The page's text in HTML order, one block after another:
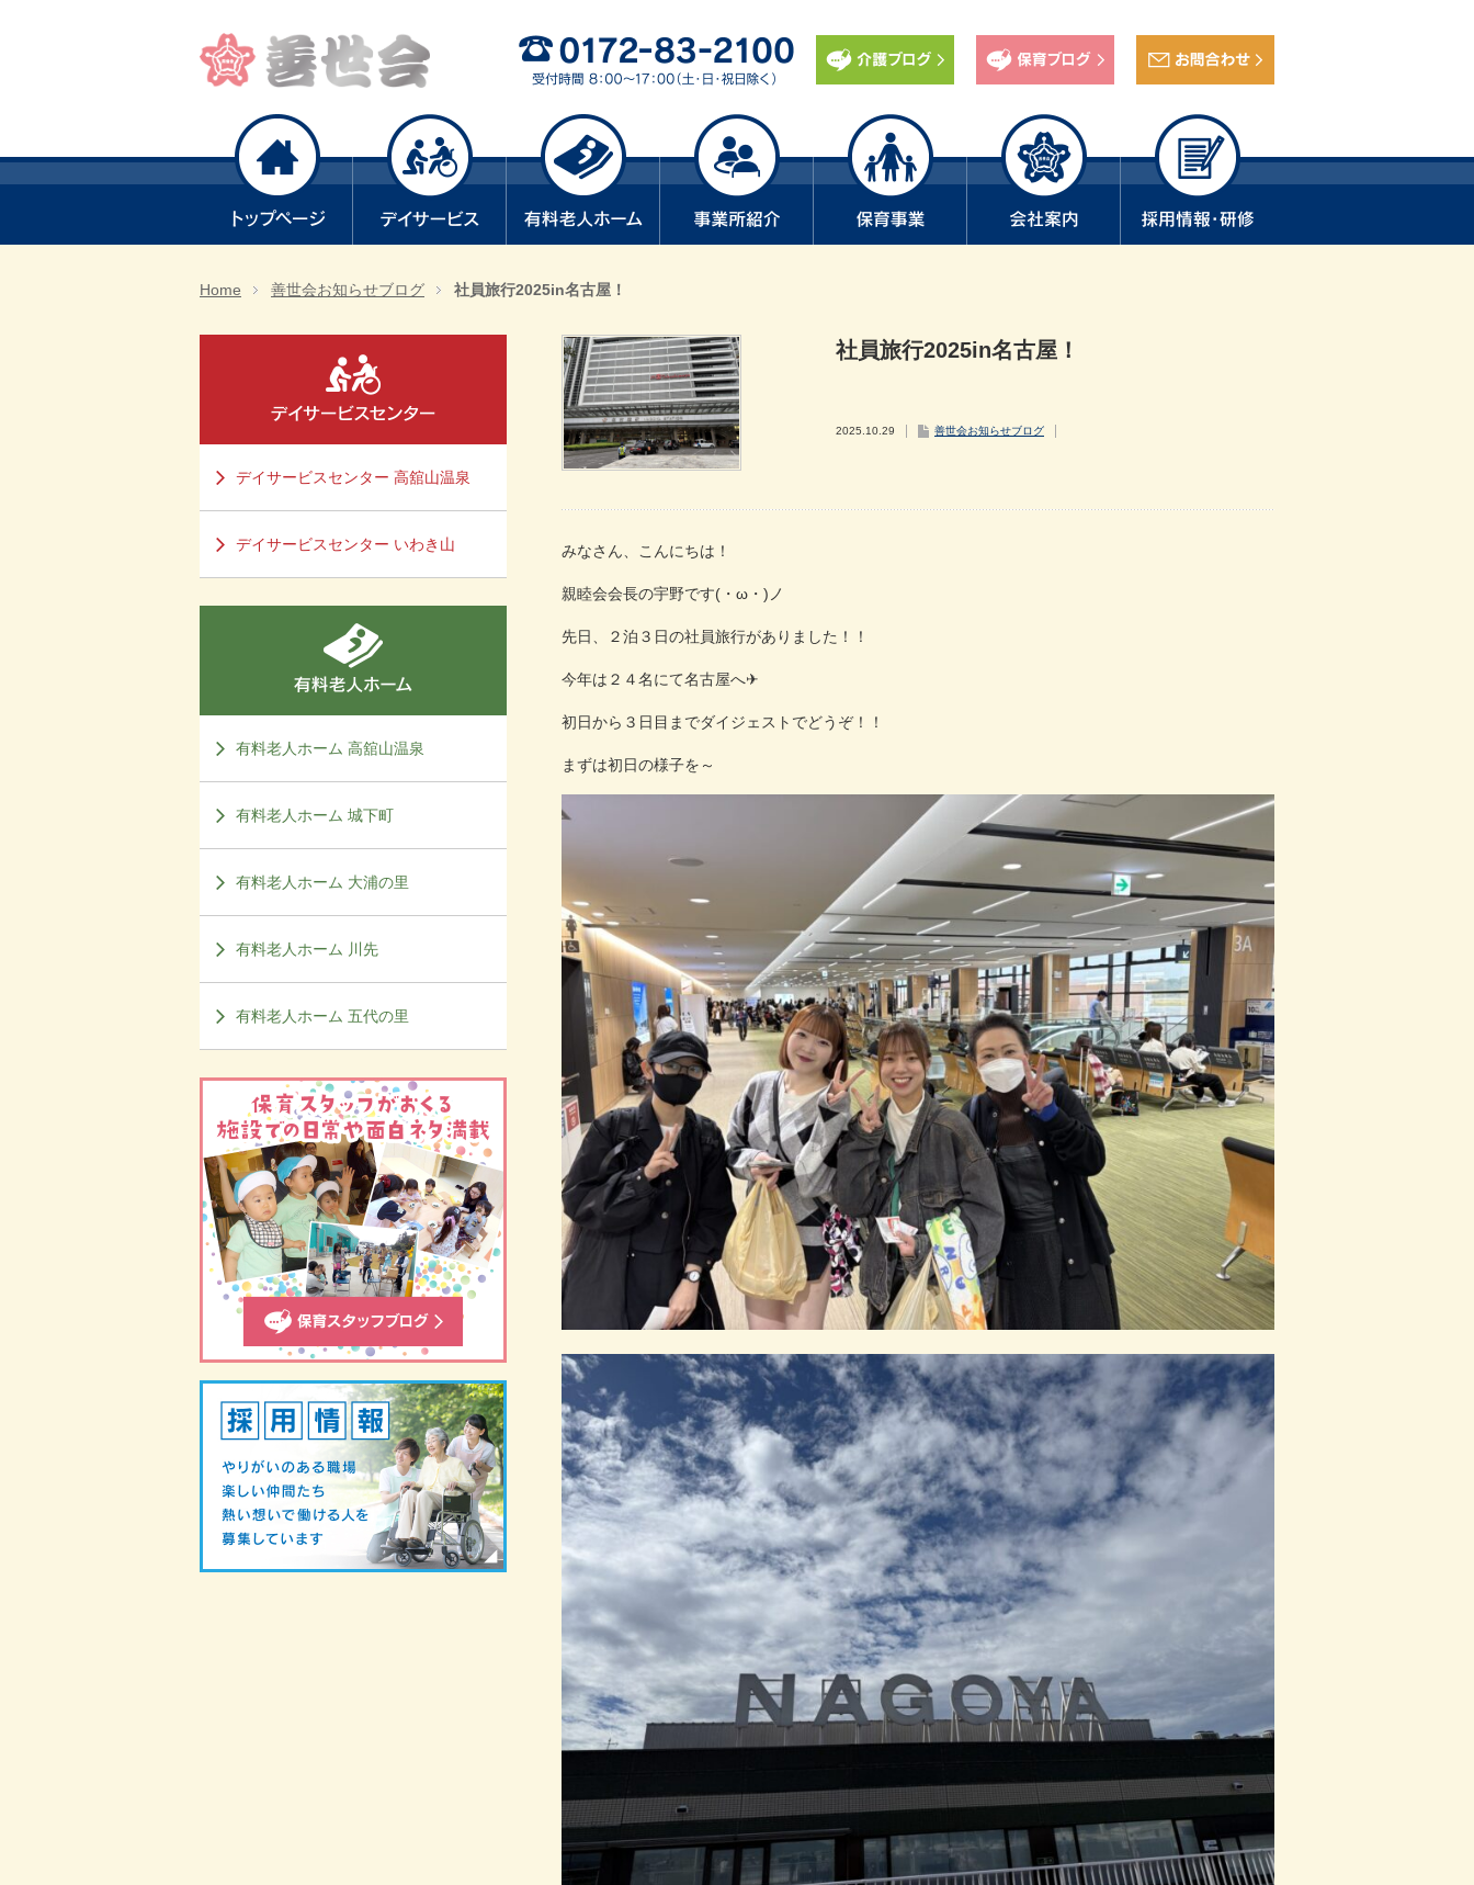
Home 善世会お知らせブログ 社員旅行2025in名古屋！
社員旅行2025in名古屋！
2025.10.29 善世会お知らせブログ
みなさん、こんにちは！
親睦会会長の宇野です(・ω・)ノ
先日、２泊３日の社員旅行がありました！！
今年は２４名にて名古屋へ✈
初日から３日目までダイジェストでどうぞ！！
まずは初日の様子を～
デイサービスセンター 高舘山温泉
デイサービスセンター いわき山
有料老人ホーム 高舘山温泉
有料老人ホーム 城下町
有料老人ホーム 大浦の里
有料老人ホーム 川先
有料老人ホーム 五代の里